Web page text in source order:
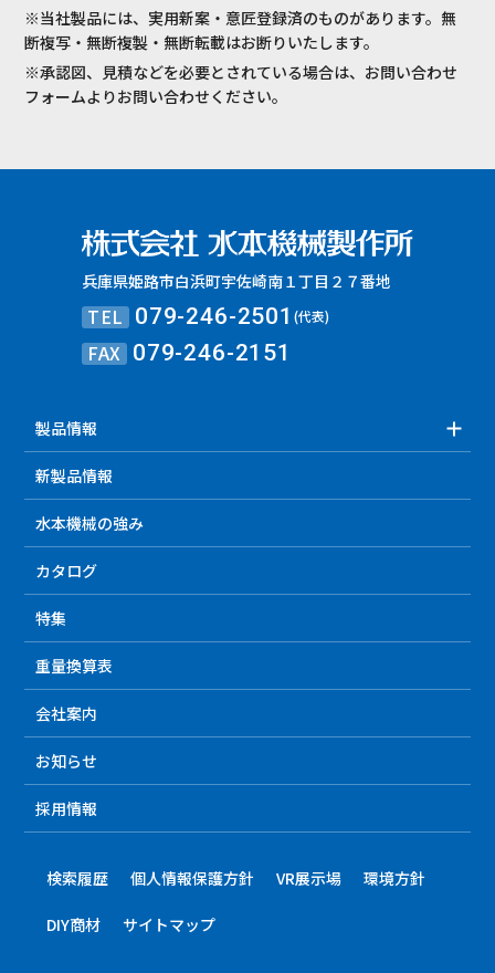
※当社製品には、実用新案・意匠登録済のものがあります。無
断複写・無断複製・無断転載はお断りいたします。
※承認図、見積などを必要とされている場合は、お問い合わせ
フォームよりお問い合わせください。
兵庫県姫路市白浜町宇佐崎南１丁目２７番地
TEL 079-246-2501(代表)
FAX 079-246-2151
製品情報
新製品情報
水本機械の強み
カタログ
特集
重量換算表
会社案内
お知らせ
採用情報
検索履歴 個人情報保護方針 VR展示場 環境方針
DIY商材 サイトマップ